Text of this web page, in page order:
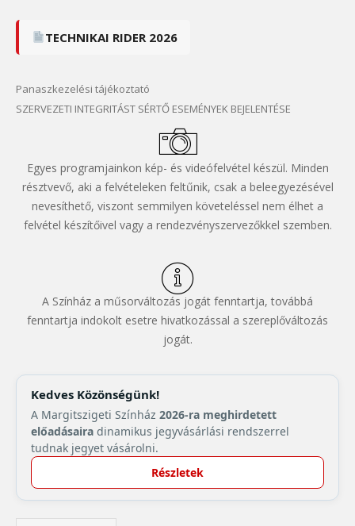
TECHNIKAI RIDER 2026
Panaszkezelési tájékoztató
SZERVEZETI INTEGRITÁST SÉRTŐ ESEMÉNYEK BEJELENTÉSE
Egyes programjainkon kép- és videófelvétel készül. Minden
résztvevő, aki a felvételeken feltűnik, csak a beleegyezésével
nevesíthető, viszont semmilyen követeléssel nem élhet a
felvétel készítőivel vagy a rendezvényszervezőkkel szemben.
A Színház a műsorváltozás jogát fenntartja, továbbá
fenntartja indokolt esetre hivatkozással a szereplőváltozás
jogát.
Kedves Közönségünk!
A Margitszigeti Színház 2026-ra meghirdetett
előadásaira dinamikus jegyvásárlási rendszerrel
tudnak jegyet vásárolni.
Részletek